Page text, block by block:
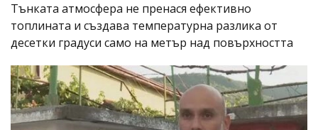
Тънката атмосфера не пренася ефективно
топлината и създава температурна разлика от
десетки градуси само на метър над повърхността